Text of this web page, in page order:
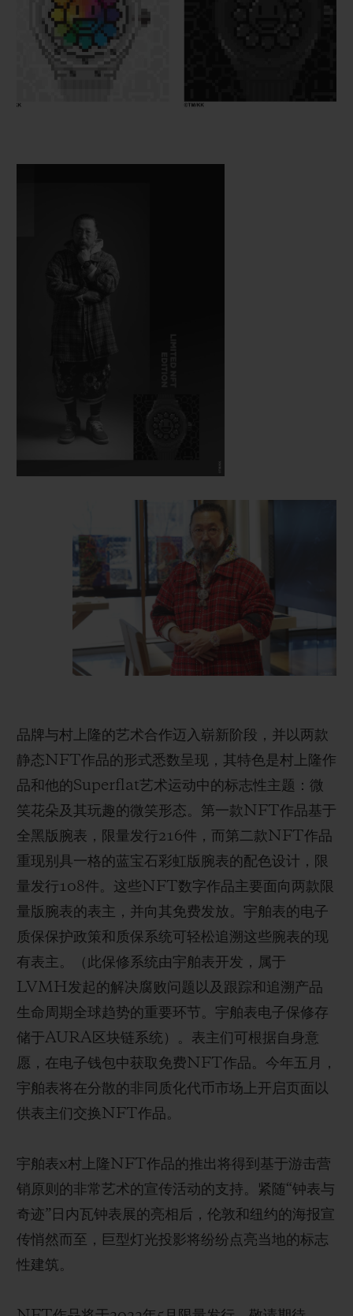
品牌与村上隆的艺术合作迈入崭新阶段，并以两款
静态NFT作品的形式悉数呈现，其特色是村上隆作
品和他的Superflat艺术运动中的标志性主题：微
笑花朵及其玩趣的微笑形态。第一款NFT作品基于
全黑版腕表，限量发行216件，而第二款NFT作品
重现别具一格的蓝宝石彩虹版腕表的配色设计，限
量发行108件。这些NFT数字作品主要面向两款限
量版腕表的表主，并向其免费发放。宇舶表的电子
质保保护政策和质保系统可轻松追溯这些腕表的现
有表主。（此保修系统由宇舶表开发，属于
LVMH发起的解决腐败问题以及跟踪和追溯产品
生命周期全球趋势的重要环节。宇舶表电子保修存
储于AURA区块链系统）。表主们可根据自身意
愿，在电子钱包中获取免费NFT作品。今年五月，
宇舶表将在分散的非同质化代币市场上开启页面以
供表主们交换NFT作品。
宇舶表x村上隆NFT作品的推出将得到基于游击营
销原则的非常艺术的宣传活动的支持。紧随“钟表与
奇迹”日内瓦钟表展的亮相后，伦敦和纽约的海报宣
传悄然而至，巨型灯光投影将纷纷点亮当地的标志
性建筑。